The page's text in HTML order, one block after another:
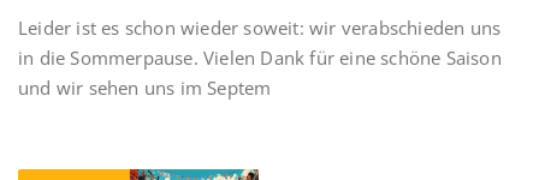
Leider ist es schon wieder soweit: wir verabschieden uns
in die Sommerpause. Vielen Dank für eine schöne Saison
und wir sehen uns im Septem